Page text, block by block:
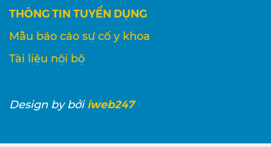
THÔNG TIN TUYỂN DỤNG
Mẫu báo cáo sự cố y khoa
Tài liệu nội bộ
Designby bởi iweb247